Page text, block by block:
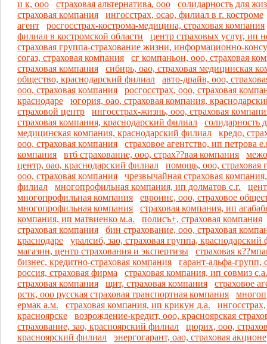
и к, ооо
страховая альтернатива, ооо
солидарность для
страховая компания
ингосстрах, осао, филиал в г. костроме
агент
росгосстрах-кострома-медицина, страховая компания
филиал в костромской области
центр страховых услуг, ип
страховая группа-страхование жизни, информационно-
согаз, страховая компания
сг компаньон, ооо, страховая
страховая компания
сибирь, оао, страховая медицинская
общество, краснодарский филиал
авто-драйв, ооо,
ооо, страховая компания
росгосстрах, ооо, страховая
краснодаре
югория, оао, страховая компания,
страховой центр
ингосстрах-жизнь, ооо, страховая
страховая компания, краснодарский филиал
солидарность
медицинская компания, краснодарский филиал
кредо,
ооо, страховая компания
страховое агентство, ип петрова
компания
втб страхование, ооо, страх??вая компания
центр, оао, краснодарский филиал
помощь, ооо, страховая
ооо, страховая компания
чрезвычайная страховая
филиал
многопрофильная компания, ип долматов с.г.
многопрофильная компания
евроинс, ооо, страховое
многопрофильная компания
страховая компания, ип
компания, ип матвиенко м.а.
полисъ+, страховая компания
страховая компания
бин страхование, ооо, страховая
краснодаре
уралсиб, зао, страховая группа, краснодарский
магазин, центр страхования и экспертизы
страховая
бизнес, кредитно-страховая компания
гарант-альфа-групп,
россия, страховая фирма
страховая компания, ип совмиз с.а.
страховая компания
щит, страховая компания
страховое
рстк, ооо русская страховая транcпортная компания
ермак а.м.
страховая компания, ип крикун д.а.
красноярске
возрождение-кредит, ооо, красноярская
страхование, зао, красноярский филиал
цюрих, ооо,
красноярский филиал
энергогарант, оао, страховая